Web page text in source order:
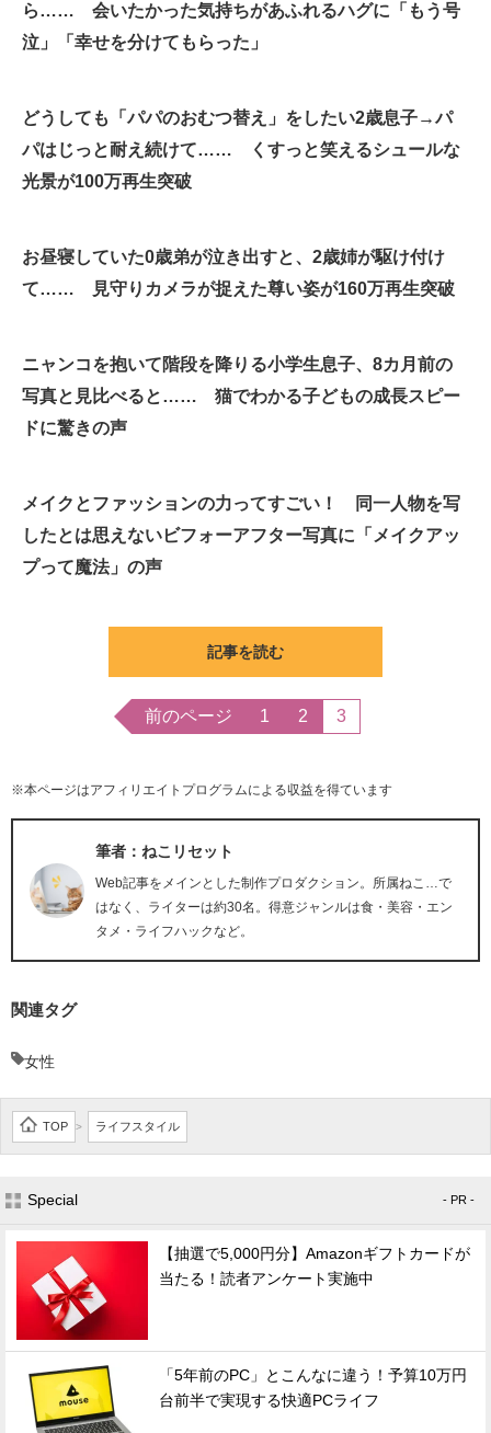
企業向けIT製品の総合サイト
IT製品の技術・比較・事例
モノづくり技術者専門サイト
電子設計の基本と応用
エネルギーの専門メディア
ちょっと気になるネットの話題
ら…… 会いたかった気持ちがあふれるハグに「もう号
泣」「幸せを分けてもらった」
どうしても「パパのおむつ替え」をしたい2歳息子→パ
パはじっと耐え続けて…… くすっと笑えるシュールな
光景が100万再生突破
お昼寝していた0歳弟が泣き出すと、2歳姉が駆け付け
て…… 見守りカメラが捉えた尊い姿が160万再生突破
ニャンコを抱いて階段を降りる小学生息子、8カ月前の
写真と見比べると…… 猫でわかる子どもの成長スピー
ドに驚きの声
メイクとファッションの力ってすごい！ 同一人物を写
したとは思えないビフォーアフター写真に「メイクアッ
プって魔法」の声
記事を読む
前のページ 1 2 3
※本ページはアフィリエイトプログラムによる収益を得ています
筆者：ねこリセット
Web記事をメインとした制作プロダクション。所属ねこ…で
はなく、ライターは約30名。得意ジャンルは食・美容・エン
タメ・ライフハックなど。
関連タグ
女性
TOP > ライフスタイル
Special - PR -
【抽選で5,000円分】Amazonギフトカードが
当たる！読者アンケート実施中
「5年前のPC」とこんなに違う！予算10万円
台前半で実現する快適PCライフ